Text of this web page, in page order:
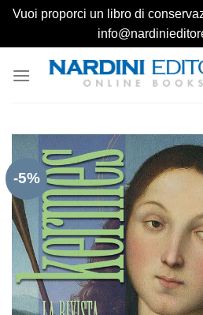
Vuoi proporci un libro di
-5%